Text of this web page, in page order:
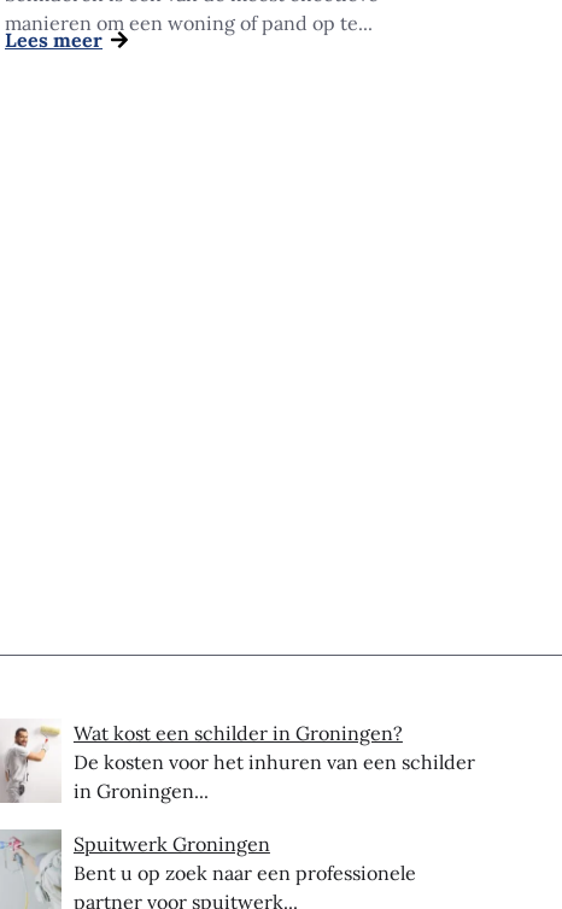
manieren om een woning of pand op te...
Lees meer
Wat kost een schilder in Groningen?
De kosten voor het inhuren van een schilder
in Groningen...
Spuitwerk Groningen
Bent u op zoek naar een professionele
partner voor spuitwerk...